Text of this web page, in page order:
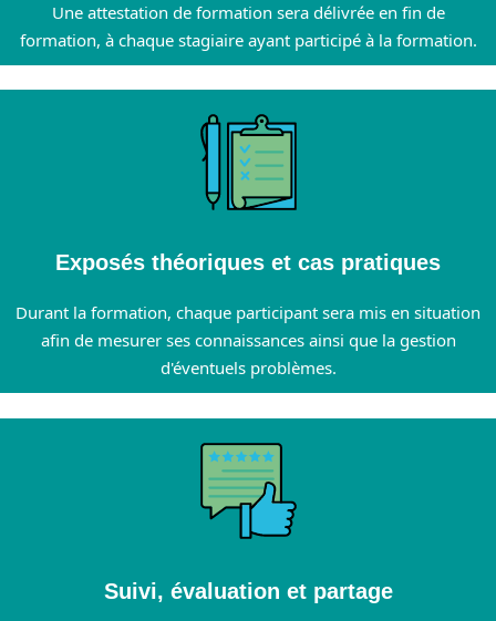
Une attestation de formation sera délivrée en fin de
formation, à chaque stagiaire ayant participé à la formation.
Exposés théoriques et cas pratiques
Durant la formation, chaque participant sera mis en situation
afin de mesurer ses connaissances ainsi que la gestion
d'éventuels problèmes.
Suivi, évaluation et partage